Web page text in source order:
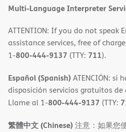
Multi-Language Interpreter
ATTENTION: If you do not speak
assistance services, free of
1-800-444-9137 (TTY: 711).
Español (Spanish)ATENCIÓN: si
disposición servicios gratuitos
Llame al 1-800-444-9137 (TTY:
繁體中文 (Chinese)注意：如果您